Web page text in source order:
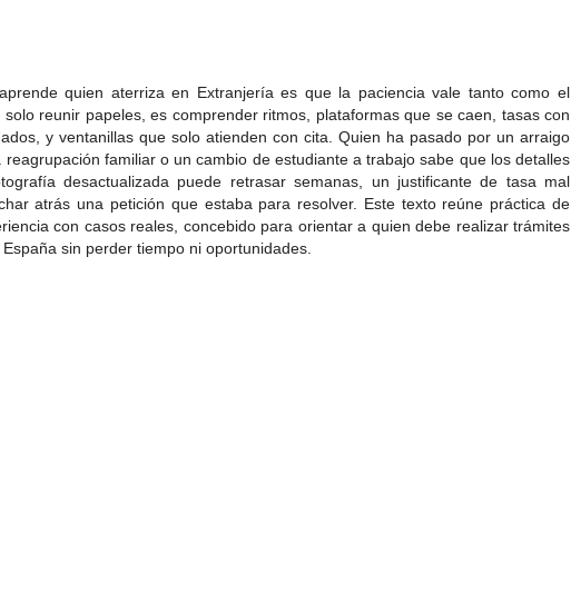
quien aterriza en Extranjería es que la paciencia vale tanto como el
reunir papeles, es comprender ritmos, plataformas que se caen, tasas con
y ventanillas que solo atienden con cita. Quien ha pasado por un arraigo
reagrupación familiar o un cambio de estudiante a trabajo sabe que los detalles
desactualizada puede retrasar semanas, un justificante de tasa mal
atrás una petición que estaba para resolver. Este texto reúne práctica de
con casos reales, concebido para orientar a quien debe realizar trámites
sin perder tiempo ni oportunidades.